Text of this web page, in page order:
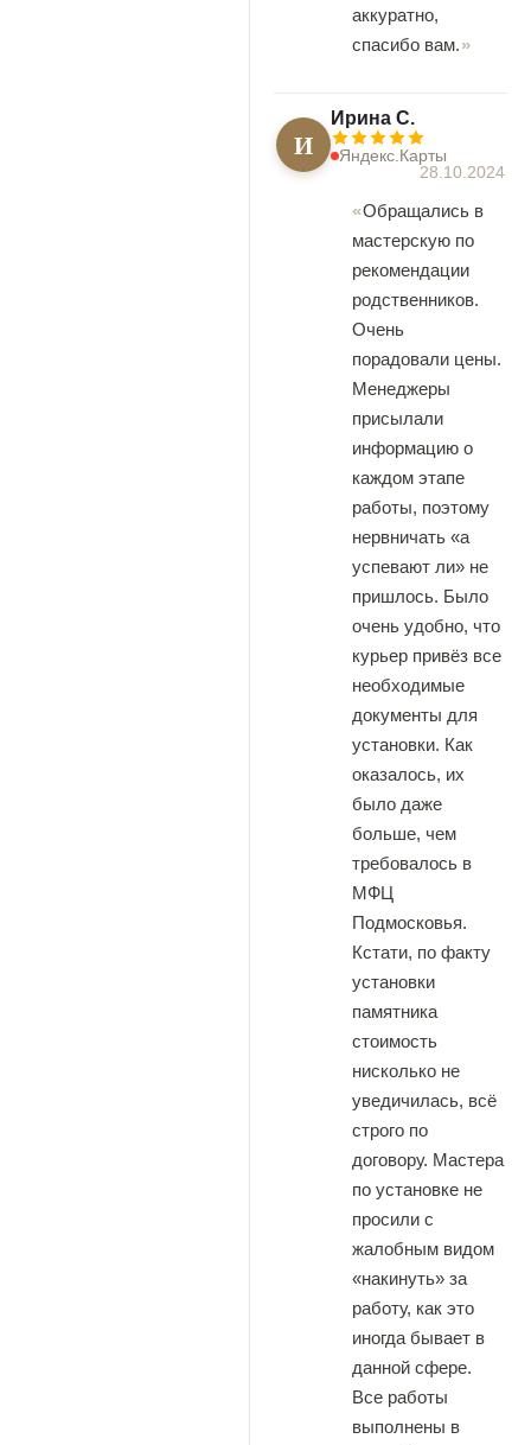
аккуратно,
спасибо вам.
И
Ирина С.
Яндекс.Карты
28.10.2024
Обращались в
мастерскую по
рекомендации
родственников.
Очень
порадовали цены.
Менеджеры
присылали
информацию о
каждом этапе
работы, поэтому
нервничать «а
успевают ли» не
пришлось. Было
очень удобно, что
курьер привёз все
необходимые
документы для
установки. Как
оказалось, их
было даже
больше, чем
требовалось в
МФЦ
Подмосковья.
Кстати, по факту
установки
памятника
стоимость
нисколько не
уведичилась, всё
строго по
договору. Мастера
по установке не
просили с
жалобным видом
«накинуть» за
работу, как это
иногда бывает в
данной сфере.
Все работы
выполнены в